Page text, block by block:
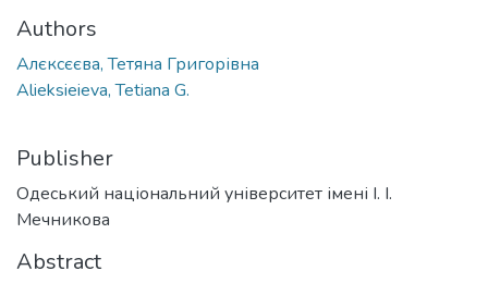
Authors
Алєксєєва, Тетяна Григорівна
Alieksieieva, Tetiana G.
Publisher
Одеський національний університет імені І. І.
Мечникова
Abstract